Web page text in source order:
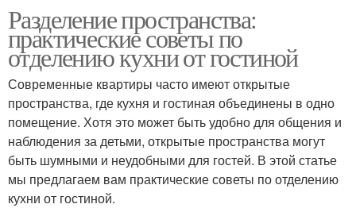
Разделение пространства:
практические советы по
отделению кухни от гостиной
Современные квартиры часто имеют открытые
пространства, где кухня и гостиная объединены в одно
помещение. Хотя это может быть удобно для общения и
наблюдения за детьми, открытые пространства могут
быть шумными и неудобными для гостей. В этой статье
мы предлагаем вам практические советы по отделению
кухни от гостиной.